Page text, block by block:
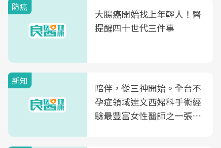
防癌
大腸癌開始找上年輕人！醫
提醒四十世代三件事
新知
陪伴，從三神開始。全台不
孕症領域達文西婦科手術經
驗最豐富女性醫師之一張永